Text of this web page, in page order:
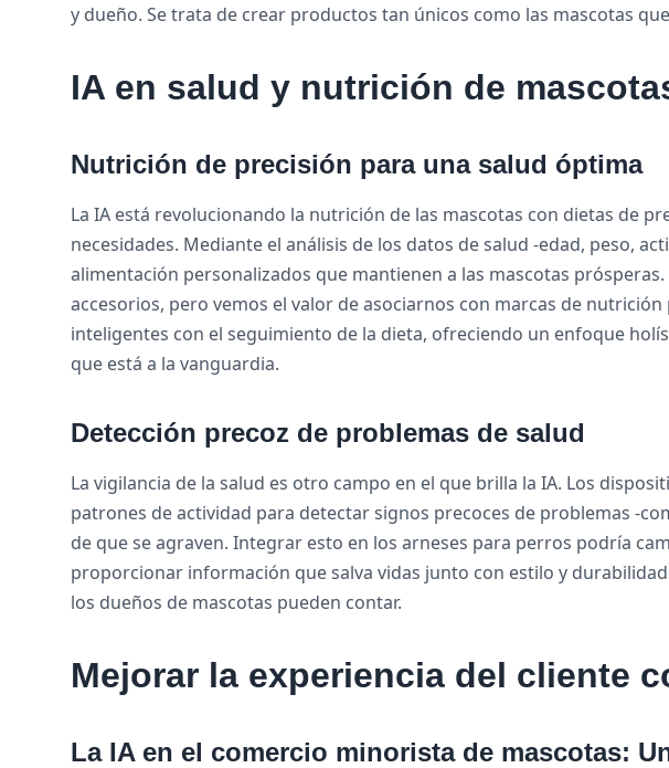
y dueño. Se trata de crear productos tan únicos como las mascotas
IA en salud y nutrición de
Nutrición de precisión para una salud óptima
La IA está revolucionando la nutrición de las mascotas con dietas de
necesidades. Mediante el análisis de los datos de salud -edad, peso,
alimentación personalizados que mantienen a las mascotas
accesorios, pero vemos el valor de asociarnos con marcas de
inteligentes con el seguimiento de la dieta, ofreciendo un enfoque
que está a la vanguardia.
Detección precoz de problemas de salud
La vigilancia de la salud es otro campo en el que brilla la IA. Los
patrones de actividad para detectar signos precoces de problemas -
de que se agraven. Integrar esto en los arneses para perros podría
proporcionar información que salva vidas junto con estilo y
los dueños de mascotas pueden contar.
Mejorar la experiencia del cliente
La IA en el comercio minorista de mascotas: